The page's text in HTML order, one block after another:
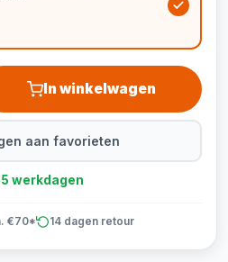
In winkelwagen
aan favorieten
werkdagen
€70* 14 dagen retour